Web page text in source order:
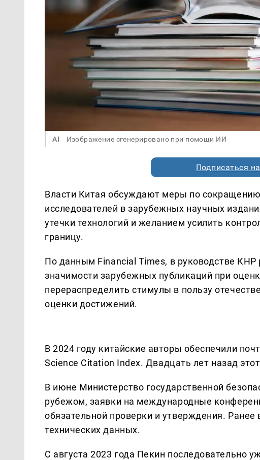
AI Изображение сгенерировано при помощи ИИ
Подписаться
Власти Китая обсуждают меры по
исследователей в зарубежных научных
утечки технологий и желанием усилить
границу.
По данным Financial Times, в руководстве
значимости зарубежных публикаций при
перераспределить стимулы в пользу
оценки достижений.
В 2024 году китайские авторы обеспечили
Science Citation Index. Двадцать лет назад
В июне Министерство государственной
рубежом, заявки на международные
обязательной проверки и утверждения.
технических данных.
С августа 2023 года Пекин последовательно